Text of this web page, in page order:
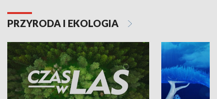
PRZYRODA I EKOLOGIA